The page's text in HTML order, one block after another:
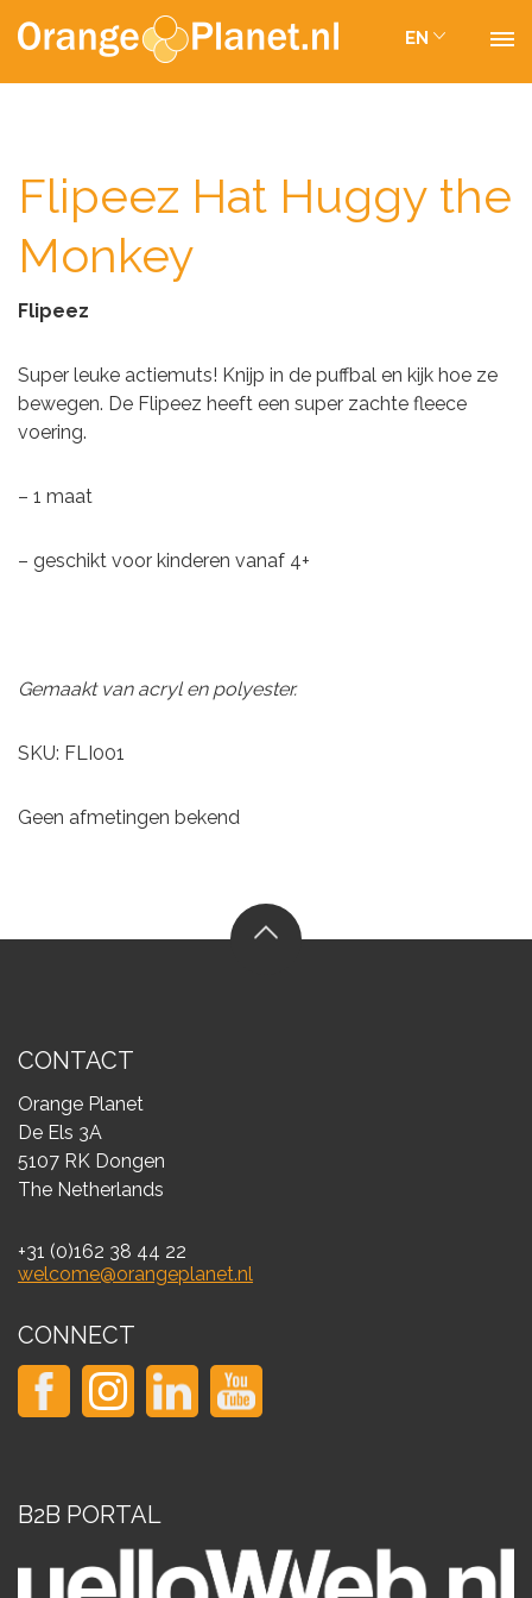
EN
Flipeez Hat Huggy the
Monkey
Flipeez
Super leuke actiemuts! Knijp in de puffbal en kijk hoe ze
bewegen. De Flipeez heeft een super zachte fleece
voering.
– 1 maat
– geschikt voor kinderen vanaf 4+
Gemaakt van acryl en polyester.
SKU: FLI001
Geen afmetingen bekend
CONTACT
Orange Planet
De Els 3A
5107 RK Dongen
The Netherlands
+31 (0)162 38 44 22
welcome@orangeplanet.nl
CONNECT
B2B PORTAL